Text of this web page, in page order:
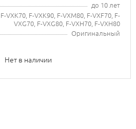
до 10 лет
F-VXK70, F-VXK90, F-VXM80, F-VXF70, F-
VXG70, F-VXG80, F-VXH70, F-VXH80
Оригинальный
Нет в наличии